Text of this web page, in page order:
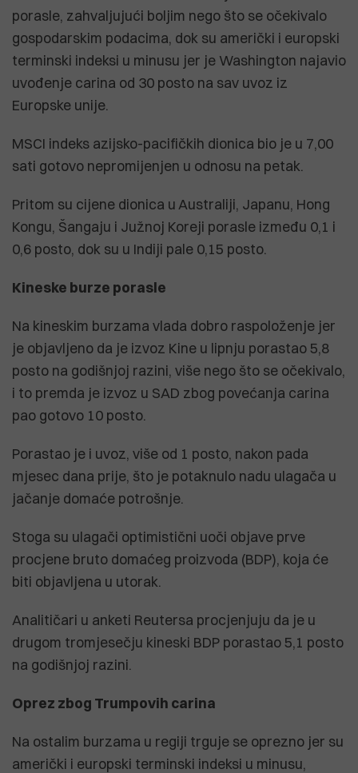
porasle, zahvaljujući boljim nego što se očekivalo
gospodarskim podacima, dok su američki i europski
terminski indeksi u minusu jer je Washington najavio
uvođenje carina od 30 posto na sav uvoz iz
Europske unije.
MSCI indeks azijsko-pacifičkih dionica bio je u 7,00
sati gotovo nepromijenjen u odnosu na petak.
Pritom su cijene dionica u Australiji, Japanu, Hong
Kongu, Šangaju i Južnoj Koreji porasle između 0,1 i
0,6 posto, dok su u Indiji pale 0,15 posto.
Kineske burze porasle
Na kineskim burzama vlada dobro raspoloženje jer
je objavljeno da je izvoz Kine u lipnju porastao 5,8
posto na godišnjoj razini, više nego što se očekivalo,
i to premda je izvoz u SAD zbog povećanja carina
pao gotovo 10 posto.
Porastao je i uvoz, više od 1 posto, nakon pada
mjesec dana prije, što je potaknulo nadu ulagača u
jačanje domaće potrošnje.
Stoga su ulagači optimistični uoči objave prve
procjene bruto domaćeg proizvoda (BDP), koja će
biti objavljena u utorak.
Analitičari u anketi Reutersa procjenjuju da je u
drugom tromjesečju kineski BDP porastao 5,1 posto
na godišnjoj razini.
Oprez zbog Trumpovih carina
Na ostalim burzama u regiji trguje se oprezno jer su
američki i europski terminski indeksi u minusu,